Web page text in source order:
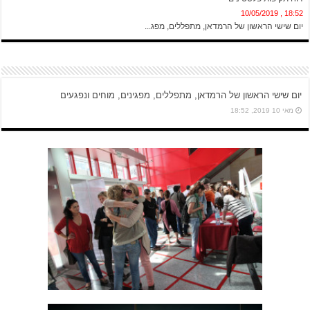
18:52 , 10/05/2019
יום שישי הראשון של הרמדאן, מתפללים, מפג...
יום שישי הראשון של הרמדאן, מתפללים, מפגינים, מוחים ונפגעים
מאי 10 2019, 18:52